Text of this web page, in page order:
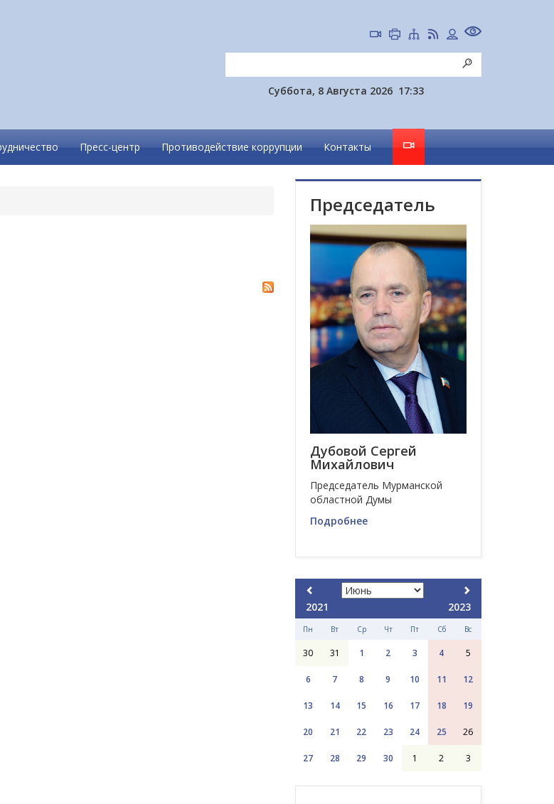
Суббота, 8 Августа 2026 17:33
Пресс-центр Противодействие коррупции Контакты
Председатель
Дубовой Сергей
Михайлович
Председатель Мурманской
областной Думы
Подробнее
2021 2023
Пн Вт Ср Чт Пт Сб Вс
30 31 1 2 3 4 5
6 7 8 9 10 11 12
13 14 15 16 17 18 19
20 21 22 23 24 25 26
27 28 29 30 1 2 3